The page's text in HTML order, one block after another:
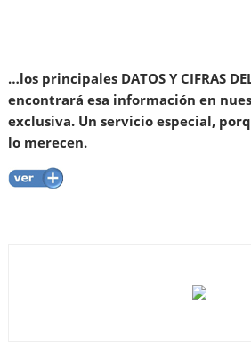
…los principales DATOS Y CIFRAS
encontrará esa información en
exclusiva. Un servicio especial,
lo merecen.